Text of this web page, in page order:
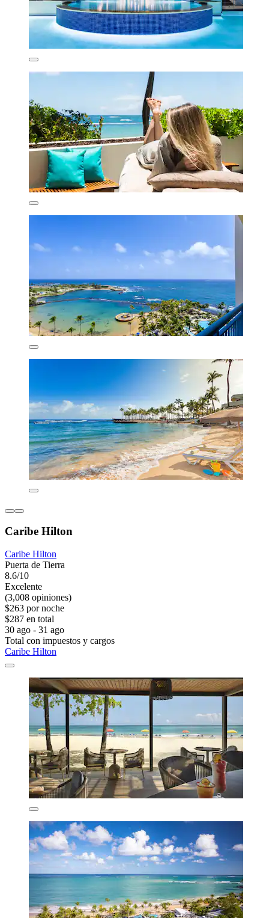
Caribe Hilton
Caribe Hilton
Puerta de Tierra
8.6/10
Excelente
(3,008 opiniones)
$263 por noche
$287 en total
30 ago - 31 ago
Total con impuestos y cargos
Caribe Hilton